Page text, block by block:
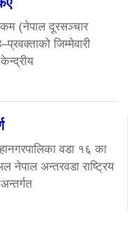
(नेपाल दूरसञ्चार
जिम्मेवारी
वडा १६ का
नेपाल अन्तरवडा राष्ट्रिय